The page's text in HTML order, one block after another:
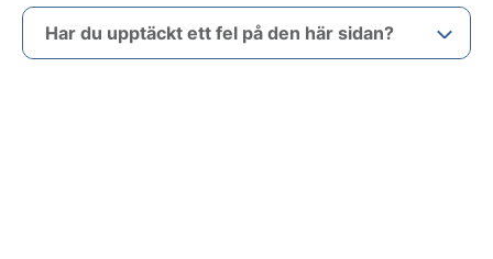
Har du upptäckt ett fel på den här sidan?